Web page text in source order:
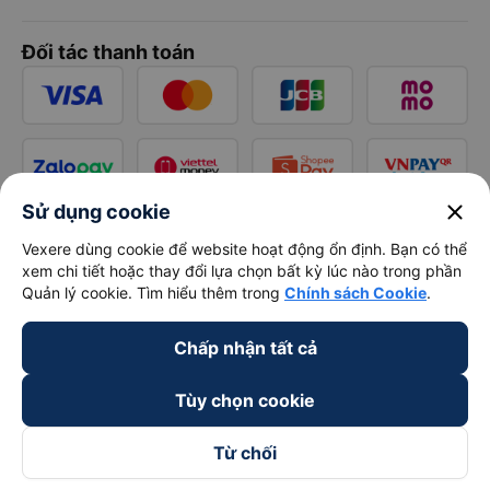
Sử dụng cookie close
Vexere dùng cookie để website hoạt động ổn định. Bạn có thể
xem chi tiết hoặc thay đổi lựa chọn bất kỳ lúc nào trong phần
Quản lý cookie. Tìm hiểu thêm trong Chính sách Cookie.
Chấp nhận tất cả
Tùy chọn cookie
Từ chối